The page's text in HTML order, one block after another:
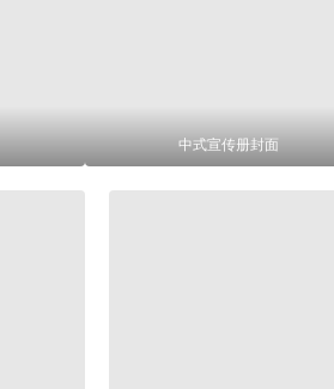
中式宣传册封面